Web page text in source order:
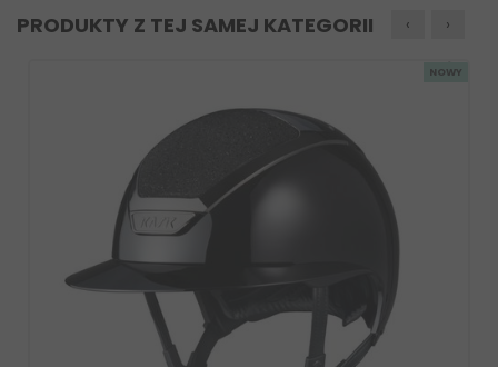
PRODUKTY Z TEJ SAMEJ KATEGORII ‹ ›